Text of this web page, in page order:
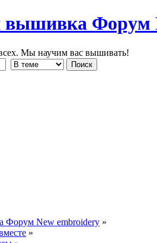
Мы научим вас вышивать!
New embroidery »
»